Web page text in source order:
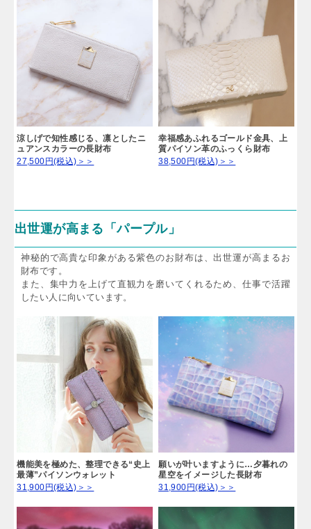
涼しげで知性感じる、凛としたニ
ュアンスカラーの長財布
27,500円(税込)＞＞
幸福感あふれるゴールド金具、上
質パイソン革のふっくら財布
38,500円(税込)＞＞
出世運が高まる「パープル」
神秘的で高貴な印象がある紫色のお財布は、出世運が高まるお
財布です。
また、集中力を上げて直観力を磨いてくれるため、仕事で活躍
したい人に向いています。
機能美を極めた、整理できる“史上
最薄”パイソンウォレット
31,900円(税込)＞＞
願いが叶いますように…夕暮れの
星空をイメージした長財布
31,900円(税込)＞＞